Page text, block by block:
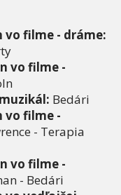
vo filme - dráme:
vo filme -
Bedári
vo filme -
- Terapia
vo filme -
- Bedári